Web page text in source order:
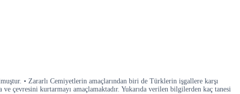
• Zararlı Cemiyetlerin amaçlarından biri de Türklerin işgallere karşı
çevresini kurtarmayı amaçlamaktadır. Yukarıda verilen bilgilerden kaç tanesi